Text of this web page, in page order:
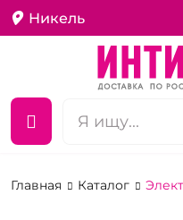
Никель
Главная Каталог